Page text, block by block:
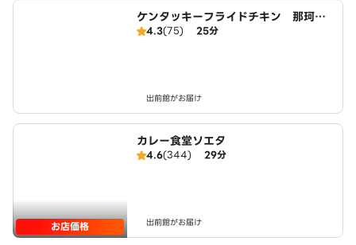
ケンタッキーフライドチキン 那珂川
店4.3(75) 25分
出前館がお届け
お店価格
カレー食堂ソエタ
4.6(344) 29分
出前館がお届け